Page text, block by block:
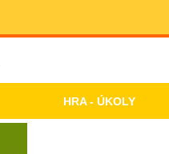
HRA - ÚKOLY